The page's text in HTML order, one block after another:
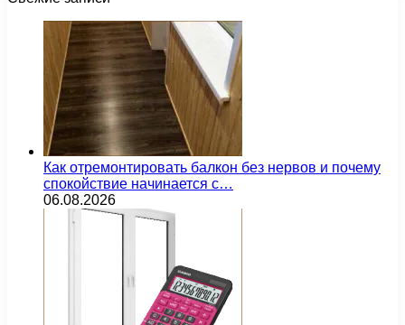
Как отремонтировать балкон без нервов и почему
спокойствие начинается с…
06.08.2026